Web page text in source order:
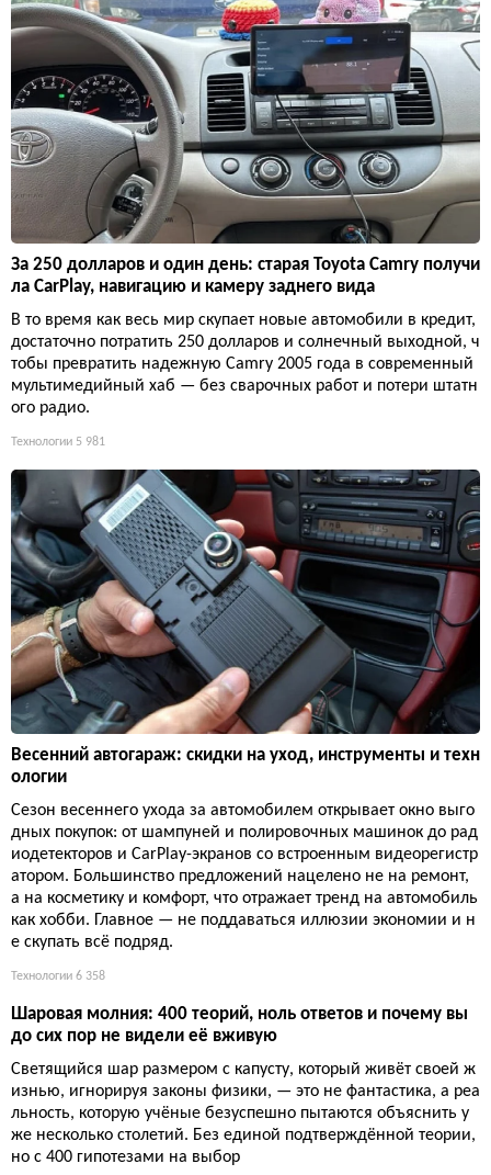
За 250 долларов и один день: старая Toyota Camry получи
ла CarPlay, навигацию и камеру заднего вида
В то время как весь мир скупает новые автомобили в кредит,
достаточно потратить 250 долларов и солнечный выходной, ч
тобы превратить надежную Camry 2005 года в современный
мультимедийный хаб — без сварочных работ и потери штатн
ого радио.
Технологии 5 981
Весенний автогараж: скидки на уход, инструменты и техн
ологии
Сезон весеннего ухода за автомобилем открывает окно выго
дных покупок: от шампуней и полировочных машинок до рад
иодетекторов и CarPlay-экранов со встроенным видеорегистр
атором. Большинство предложений нацелено не на ремонт,
а на косметику и комфорт, что отражает тренд на автомобиль
как хобби. Главное — не поддаваться иллюзии экономии и н
е скупать всё подряд.
Технологии 6 358
Шаровая молния: 400 теорий, ноль ответов и почему вы
до сих пор не видели её вживую
Светящийся шар размером с капусту, который живёт своей ж
изнью, игнорируя законы физики, — это не фантастика, а реа
льность, которую учёные безуспешно пытаются объяснить у
же несколько столетий. Без единой подтверждённой теории,
но с 400 гипотезами на выбор